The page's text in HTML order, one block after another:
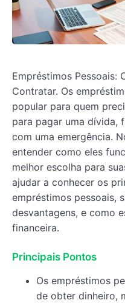
Empréstimos Pessoais:
Contratar. Os
popular para quem
para pagar uma dívida,
com uma emergência.
entender como eles
melhor escolha para
ajudar a conhecer os
empréstimos pessoais,
desvantagens, e como
financeira.
Principais Pontos
Os empréstimos
de obter dinheiro,